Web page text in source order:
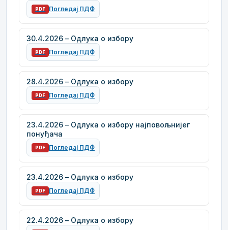
PDF Погледај ПДФ
30.4.2026 – Одлука о избору
PDF Погледај ПДФ
28.4.2026 – Одлука о избору
PDF Погледај ПДФ
23.4.2026 – Одлука о избору најповољнијег
понуђача
PDF Погледај ПДФ
23.4.2026 – Одлука о избору
PDF Погледај ПДФ
22.4.2026 – Одлука о избору